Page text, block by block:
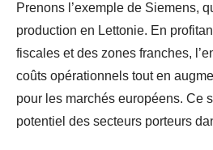
Prenons l’exemple de Siemens,
production en Lettonie. En
fiscales et des zones franches,
coûts opérationnels tout en
pour les marchés européens. Ce
potentiel des secteurs porteurs